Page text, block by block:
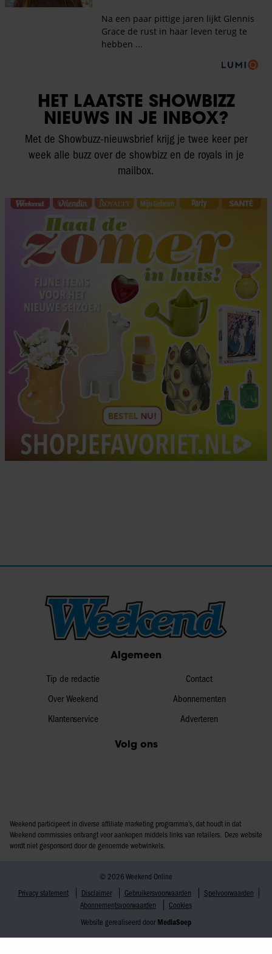
HET LAATSTE SHOWBIZZ
NIEUWS IN JE INBOX?
Met de Showbuzz-nieuwsbrief krijg je twee keer per
week alle buzz over de showbizz en de royals in je
mailbox.
Algemeen
Tip de redactie
Over Weekend
Klantenservice
Contact
Abonnementen
Adverteren
Volg ons
Weekend participeert in diverse affiliate marketing programma’s, dat houdt in dat
Weekend commissies ontvangt voor aankopen middels links van retailers. Deze website
wordt niet gesponsord door de genoemde webwinkels.
© 2026 Weekend Online
Privacy statement
Disclaimer Gebruikersvoorwaarden
Spelvoorwaarden
Abonnementsvoorwaarden
Cookies
Website gerealiseerd door MediaSoep